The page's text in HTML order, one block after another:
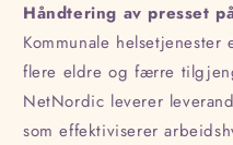
Håndtering av presset
Kommunale
flere eldre og færre
NetNordic leverer
som effektiviserer